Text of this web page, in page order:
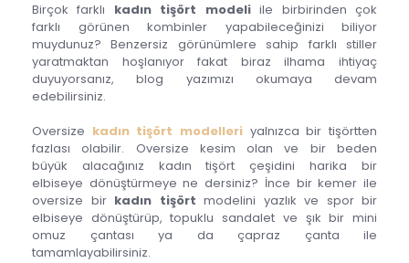
Birçok farklı kadın tişört modeliile birbirinden çok
farklı görünen kombinler yapabileceğinizi biliyor
muydunuz? Benzersiz görünümlere sahip farklı stiller
yaratmaktan hoşlanıyor fakat biraz ilhama ihtiyaç
duyuyorsanız, blog yazımızı okumaya devam
edebilirsiniz.
Oversize kadın tişört modelleri yalnızca bir tişörtten
fazlası olabilir. Oversize kesim olan ve bir beden
büyük alacağınız kadın tişört çeşidini harika bir
elbiseye dönüştürmeye ne dersiniz? İnce bir kemer ile
oversize bir kadın tişört modelini yazlık ve spor bir
elbiseye dönüştürüp, topuklu sandalet ve şık bir mini
omuz çantası ya da çapraz çanta ile
tamamlayabilirsiniz.